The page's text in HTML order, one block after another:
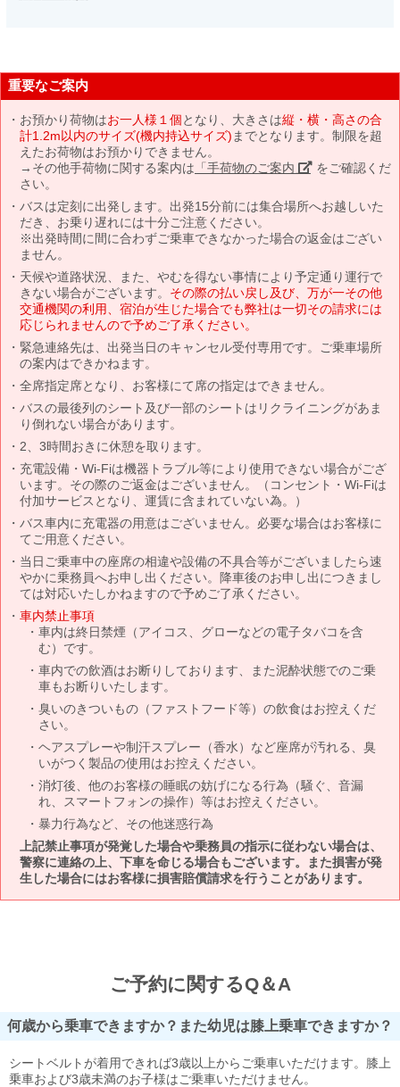
重要なご案内
お預かり荷物はお一人様１個となり、大きさは縦・横・高さの合
計1.2m以内のサイズ(機内持込サイズ) までとなります。制限を超
えたお荷物はお預かりできません。
→その他手荷物に関する案内は 「手荷物のご案内」 をご確認くだ
さい。
バスは定刻に出発します。出発15分前には集合場所へお越しいた
だき、お乗り遅れには十分ご注意ください。
※出発時間に間に合わずご乗車できなかった場合の返金はござい
ません。
天候や道路状況、また、やむを得ない事情により予定通り運行で
きない場合がございます。 その際の払い戻し及び、万が一その他
交通機関の利用、宿泊が生じた場合でも弊社は一切その請求には
応じられませんので予めご了承ください。
緊急連絡先は、出発当日のキャンセル受付専用です。ご乗車場所
の案内はできかねます。
全席指定席となり、お客様にて席の指定はできません。
バスの最後列のシート及び一部のシートはリクライニングがあま
り倒れない場合があります。
2、3時間おきに休憩を取ります。
充電設備・Wi-Fiは機器トラブル等により使用できない場合がござ
います。その際のご返金はございません。（コンセント・Wi-Fiは
付加サービスとなり、運賃に含まれていない為。）
バス車内に充電器の用意はございません。必要な場合はお客様に
てご用意ください。
当日ご乗車中の座席の相違や設備の不具合等がございましたら速
やかに乗務員へお申し出ください。降車後のお申し出につきまし
ては対応いたしかねますので予めご了承ください。
車内禁止事項
車内は終日禁煙（アイコス、グローなどの電子タバコを含
む）です。
車内での飲酒はお断りしております、また泥酔状態でのご乗
車もお断りいたします。
臭いのきついもの（ファストフード等）の飲食はお控えくだ
さい。
ヘアスプレーや制汗スプレー（香水）など座席が汚れる、臭
いがつく製品の使用はお控えください。
消灯後、他のお客様の睡眠の妨げになる行為（騒ぐ、音漏
れ、スマートフォンの操作）等はお控えください。
暴力行為など、その他迷惑行為
上記禁止事項が発覚した場合や乗務員の指示に従わない場合は、
警察に連絡の上、下車を命じる場合もございます。また損害が発
生した場合にはお客様に損害賠償請求を行うことがあります。
ご予約に関するQ＆A
何歳から乗車できますか？また幼児は膝上乗車できますか？
シートベルトが着用できれば3歳以上からご乗車いただけます。膝上
乗車および3歳未満のお子様はご乗車いただけません。